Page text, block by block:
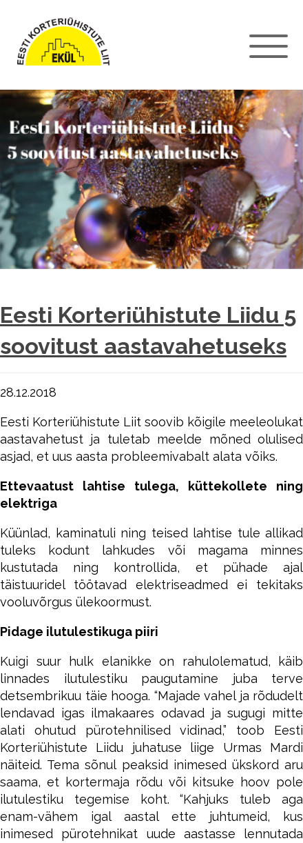
Eesti Korteriühistute Liidu 5
soovitust aastavahetuseks
28.12.2018
Eesti Korteriühistute Liit soovib kõigile meeleolukat
aastavahetust ja tuletab meelde mõned olulised
asjad, et uus aasta probleemivabalt alata võiks.
Ettevaatust lahtise tulega, küttekollete ning
elektriga
Küünlad, kaminatuli ning teised lahtise tule allikad
tuleks kodunt lahkudes või magama minnes
kustutada ning kontrollida, et pühade ajal
täistuuridel töötavad elektriseadmed ei tekitaks
vooluvõrgus ülekoormust.
Pidage ilutulestikuga piiri
Kuigi suur hulk elanikke on rahulolematud, käib
linnades ilutulestiku paugutamine juba terve
detsembrikuu täie hooga. “Majade vahel ja rõdudelt
lendavad igas ilmakaares odavad ja sugugi mitte
alati ohutud pürotehnilised vidinad,” toob Eesti
Korteriühistute Liidu juhatuse liige Urmas Mardi
näiteid. Tema sõnul peaksid inimesed ükskord aru
saama, et kortermaja rõdu või kitsuke hoov pole
ilutulestiku tegemise koht. “Kahjuks tuleb aga
enam-vähem igal aastal ette juhtumeid, kus
inimesed pürotehnikat uude aastasse lennutada